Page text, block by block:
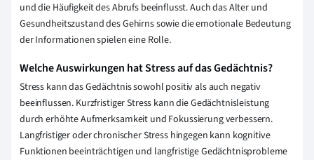
und die Häufigkeit des Abrufs beeinflusst. Auch das Alter und
Gesundheitszustand des Gehirns sowie die emotionale Bedeutung
der Informationen spielen eine Rolle.
Welche Auswirkungen hat Stress auf das Gedächtnis?
Stress kann das Gedächtnis sowohl positiv als auch negativ
beeinflussen. Kurzfristiger Stress kann die Gedächtnisleistung
durch erhöhte Aufmerksamkeit und Fokussierung verbessern.
Langfristiger oder chronischer Stress hingegen kann kognitive
Funktionen beeinträchtigen und langfristige Gedächtnisprobleme